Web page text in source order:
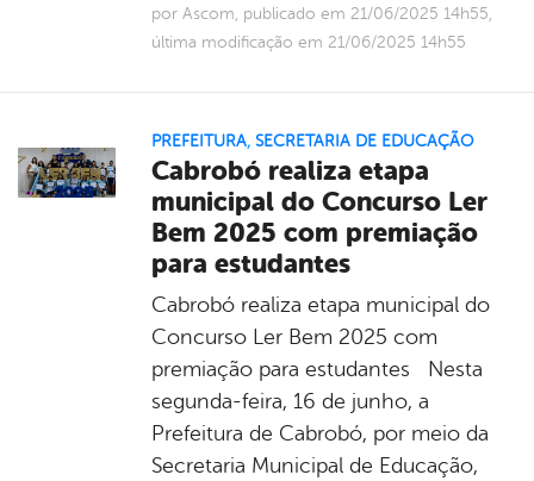
por Ascom, publicado em 21/06/2025 14h55,
última modificação em 21/06/2025 14h55
PREFEITURA, SECRETARIA DE EDUCAÇÃO
Cabrobó realiza etapa
municipal do Concurso Ler
Bem 2025 com premiação
para estudantes
Cabrobó realiza etapa municipal do
Concurso Ler Bem 2025 com
premiação para estudantes Nesta
segunda-feira, 16 de junho, a
Prefeitura de Cabrobó, por meio da
Secretaria Municipal de Educação,